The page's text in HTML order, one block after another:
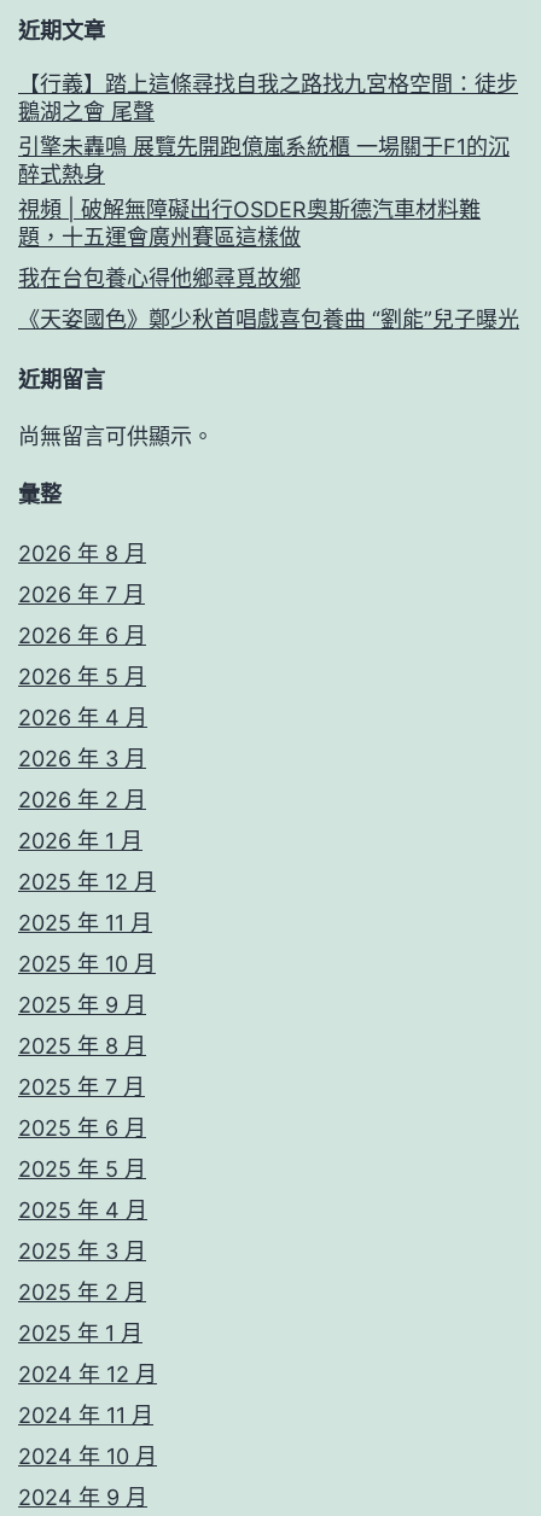
近期文章
【行義】踏上這條尋找自我之路找九宮格空間：徒步
鵝湖之會 尾聲
引擎未轟鳴 展覽先開跑億嵐系統櫃 一場關于F1的沉
醉式熱身
視頻 | 破解無障礙出行OSDER奧斯德汽車材料難
題，十五運會廣州賽區這樣做
我在台包養心得他鄉尋覓故鄉
《天姿國色》鄭少秋首唱戲喜包養曲 “劉能”兒子曝光
近期留言
尚無留言可供顯示。
彙整
2026 年 8 月
2026 年 7 月
2026 年 6 月
2026 年 5 月
2026 年 4 月
2026 年 3 月
2026 年 2 月
2026 年 1 月
2025 年 12 月
2025 年 11 月
2025 年 10 月
2025 年 9 月
2025 年 8 月
2025 年 7 月
2025 年 6 月
2025 年 5 月
2025 年 4 月
2025 年 3 月
2025 年 2 月
2025 年 1 月
2024 年 12 月
2024 年 11 月
2024 年 10 月
2024 年 9 月